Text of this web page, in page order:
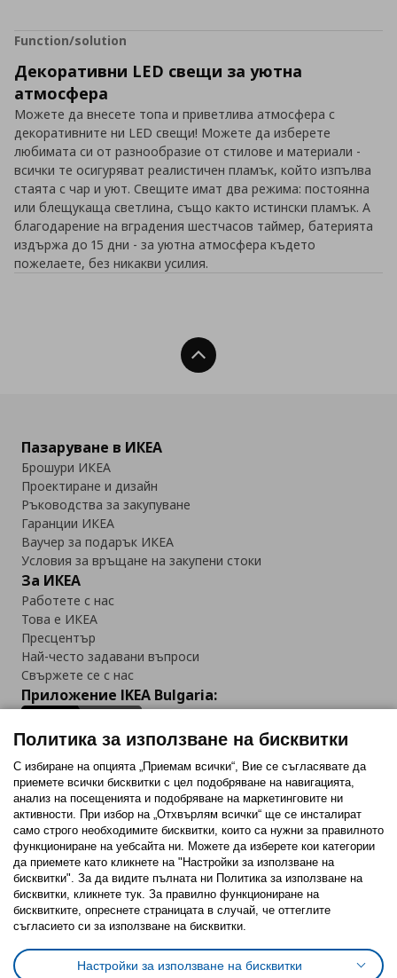
Function/solution
Декоративни LED свещи за уютна
атмосфера
Можете да внесете топа и приветлива атмосфера с
декоративните ни LED свещи! Можете да изберете
любимата си от разнообразие от стилове и материали -
всички те осигуряват реалистичен пламък, който изпълва
стаята с чар и уют. Свещите имат два режима: постоянна
или блещукаща светлина, също както истински пламък. А
благодарение на вградения шестчасов таймер, батерията
издържа до 15 дни - за уютна атмосфера където
пожелаете, без никакви усилия.
Нагоре
Пазаруване в ИКЕА
Брошури ИКЕА
Проектиране и дизайн
Ръководства за закупуване
Гаранции ИКЕА
Ваучер за подарък ИКЕА
Условия за връщане на закупени стоки
За ИКЕА
Работете с нас
Това е ИКЕА
Пресцентър
Най-често задавани въпроси
Свържете се с нас
Приложение IKEA Bulgaria:
Последвайте ни:
FacebookTwitterYoutubePinterestInstagram
Политика за използване на бисквитки (Cookies)
Избор на настройки за използване на бисквитки
Условия за ползване на ikea.bgОбща политика за личните данни
Политика за използване на бисквитки
С избиране на опцията „Приемам всички“, Вие се съгласявате да
приемете всички бисквитки с цел подобряване на навигацията,
анализ на посещенията и подобряване на маркетинговите ни
активности. При избор на „Отхвърлям всички“ ще се инсталират
само строго необходимитe бисквитки, които са нужни за правилното
функциониране на уебсайта ни. Можете да изберете кои категории
да приемете като кликнете на "Настройки за използване на
бисквитки". За да видите пълната ни Политика за използване на
бисквитки, кликнете тук. За правилно функциониране на
бисквитките, опреснете страницата в случай, че оттеглите
съгласието си за използване на бисквитки.
Настройки за използване на бисквитки